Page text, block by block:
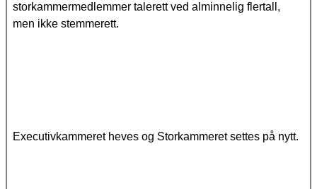
storkammermedlemmer talerett ved alminnelig flertall,
men ikke stemmerett.
Executivkammeret heves og Storkammeret settes på nytt.